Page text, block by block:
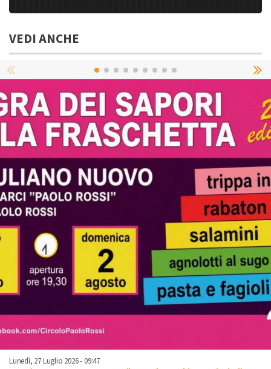
VEDI ANCHE
Lunedì, 27 Luglio 2026 - 09:47